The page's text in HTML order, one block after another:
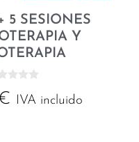
5 SESIONES
Y
IVA incluido